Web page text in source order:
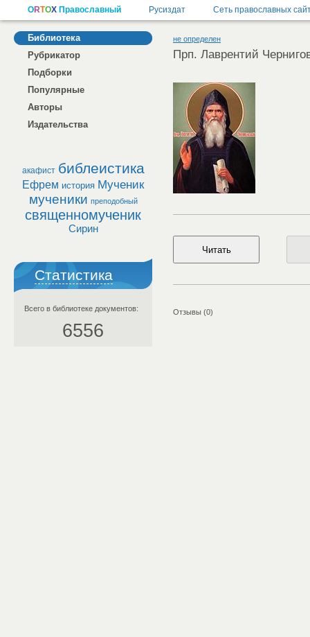
Библиотека
Рубрикатор
Подборки
Популярные
Авторы
Издательства
акафист библеистика
Ефрем история Мученик
мученики преподобный
священномученик
Сирин
Статистика
Всего в библиотеке документов:
6556
не определен
Прп. Лаврентий
Отзывы (0)